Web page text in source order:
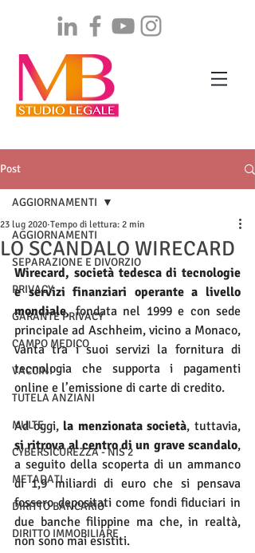
Post
AGGIORNAMENTI
SEPARAZIONE E DIVORZIO
PRIVACY
GARANTE PRIVACY
CAMPO MEDICO
VACCINI
TUTELA ANZIANI
MULTE
CYBERSICUREZZA - NIS 2
METADATI
DIRITTO BANCARIO
DIRITTO IMMOBILIARE
AGGIORNAMENTI
LO SCANDALO WIRECARD
23 lug 2020 Tempo di lettura: 2 min
Wirecard, società tedesca di tecnologie
e servizi finanziari operante a livello
mondiale, fondata nel 1999 e con sede
principale ad Aschheim, vicino a Monaco,
vanta tra i suoi servizi la fornitura di
tecnologia che supporta i pagamenti
online e l’emissione di carte di credito.
Ad oggi, la menzionata società
si ritrova al centro di un grave scandalo,
a seguito della scoperta di un ammanco
di 1,9 miliardi di euro che si pensava
fossero depositati come fondi fiduciari in
due banche filippine ma che, in realtà,
non sono mai esistiti.